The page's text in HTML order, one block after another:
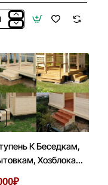
К Беседкам,
Хозблокам